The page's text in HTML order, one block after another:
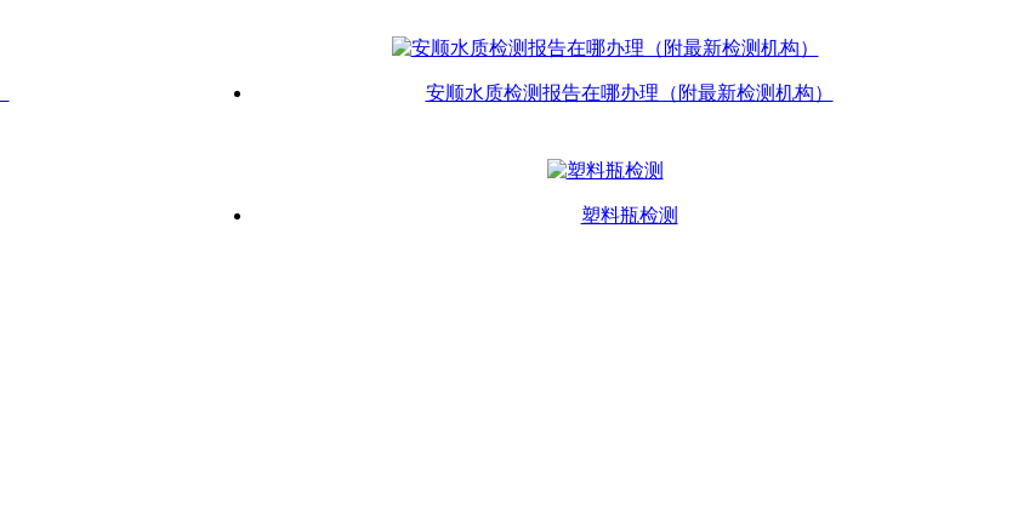
安顺水质检测报告在哪办理（附最新检测机构）
塑料瓶检测